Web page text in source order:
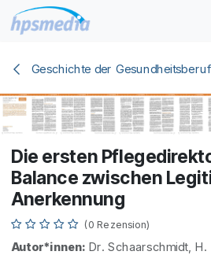
Zum Inhalt springen
Geschichte der
Die ersten
Balance zwischen
Anerkennung
(0 Rezension)
Autor*innen: Dr. Schaarschmidt,